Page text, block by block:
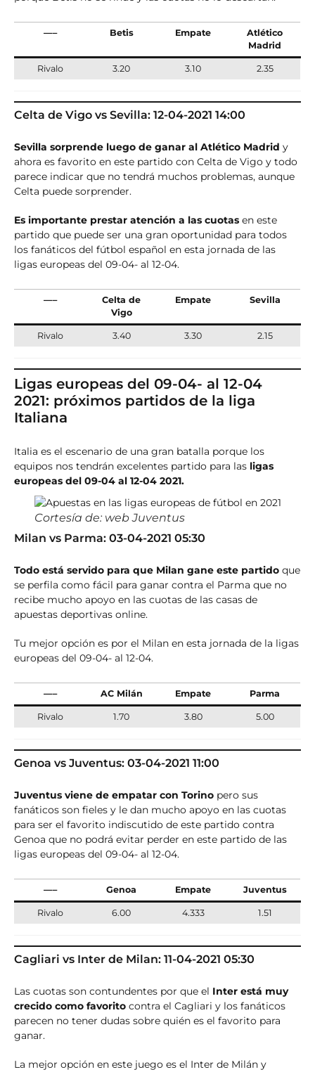
—– Betis Empate
Atlético
Madrid
Rivalo 3.20 3.10 2.35
Celta de Vigo vs Sevilla: 12-04-2021 14:00
Sevilla sorprende luego de ganar al Atlético Madrid y
ahora es favorito en este partido con Celta de Vigo y todo
parece indicar que no tendrá muchos problemas, aunque
Celta puede sorprender.
Es importante prestar atención a las cuotas en este
partido que puede ser una gran oportunidad para todos
los fanáticos del fútbol español en esta jornada de las
ligas europeas del 09-04- al 12-04.
—–
Celta de
Vigo
Empate Sevilla
Rivalo 3.40 3.30 2.15
Ligas europeas del 09-04- al 12-04
2021: próximos partidos de la liga
Italiana
Italia es el escenario de una gran batalla porque los
equipos nos tendrán excelentes partido para las ligas
europeas del 09-04 al 12-04 2021.
Cortesía de: web Juventus
Milan vs Parma: 03-04-2021 05:30
Todo está servido para que Milan gane este partido que
se perfila como fácil para ganar contra el Parma que no
recibe mucho apoyo en las cuotas de las casas de
apuestas deportivas online.
Tu mejor opción es por el Milan en esta jornada de la ligas
europeas del 09-04- al 12-04.
—– AC Milán Empate Parma
Rivalo 1.70 3.80 5.00
Genoa vs Juventus: 03-04-2021 11:00
Juventus viene de empatar con Torino pero sus
fanáticos son fieles y le dan mucho apoyo en las cuotas
para ser el favorito indiscutido de este partido contra
Genoa que no podrá evitar perder en este partido de las
ligas europeas del 09-04- al 12-04.
—– Genoa Empate Juventus
Rivalo 6.00 4.333 1.51
Cagliari vs Inter de Milan: 11-04-2021 05:30
Las cuotas son contundentes por que el Inter está muy
crecido como favorito contra el Cagliari y los fanáticos
parecen no tener dudas sobre quién es el favorito para
ganar.
La mejor opción en este juego es el Inter de Milán y